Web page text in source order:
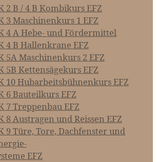
2 B / 4 B Kombikurs EFZ
3 Maschinenkurs 1 EFZ
4 A Hebe- und Fördermittel
4 B Hallenkrane EFZ
5A Maschinenkurs 2 EFZ
5B Kettensägekurs EFZ
10 Hubarbeitsbühnenkurs EFZ
6 Bauteilkurs EFZ
7 Treppenbau EFZ
8 Austragen und Reissen EFZ
9 Türe, Tore, Dachfenster und
EFZ